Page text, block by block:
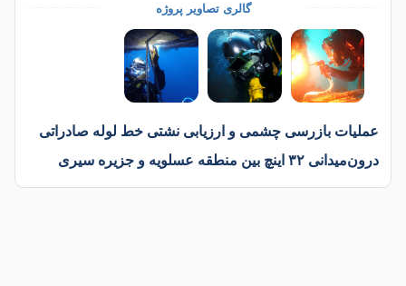
گالری تصاویر پروژه
عملیات بازرسی چشمی و ارزیابی نشتی خط لوله صادراتی
درون‌میدانی ۳۲ اینچ بین منطقه عسلویه و جزیره سیری